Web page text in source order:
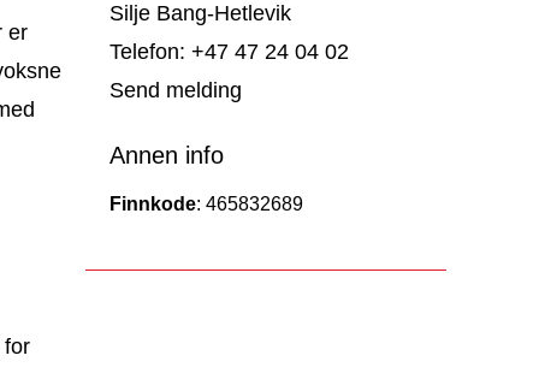
er
for
Silje Bang-Hetlevik
Telefon: +47 47 24 04 02
Send melding
Annen info
Finnkode: 465832689